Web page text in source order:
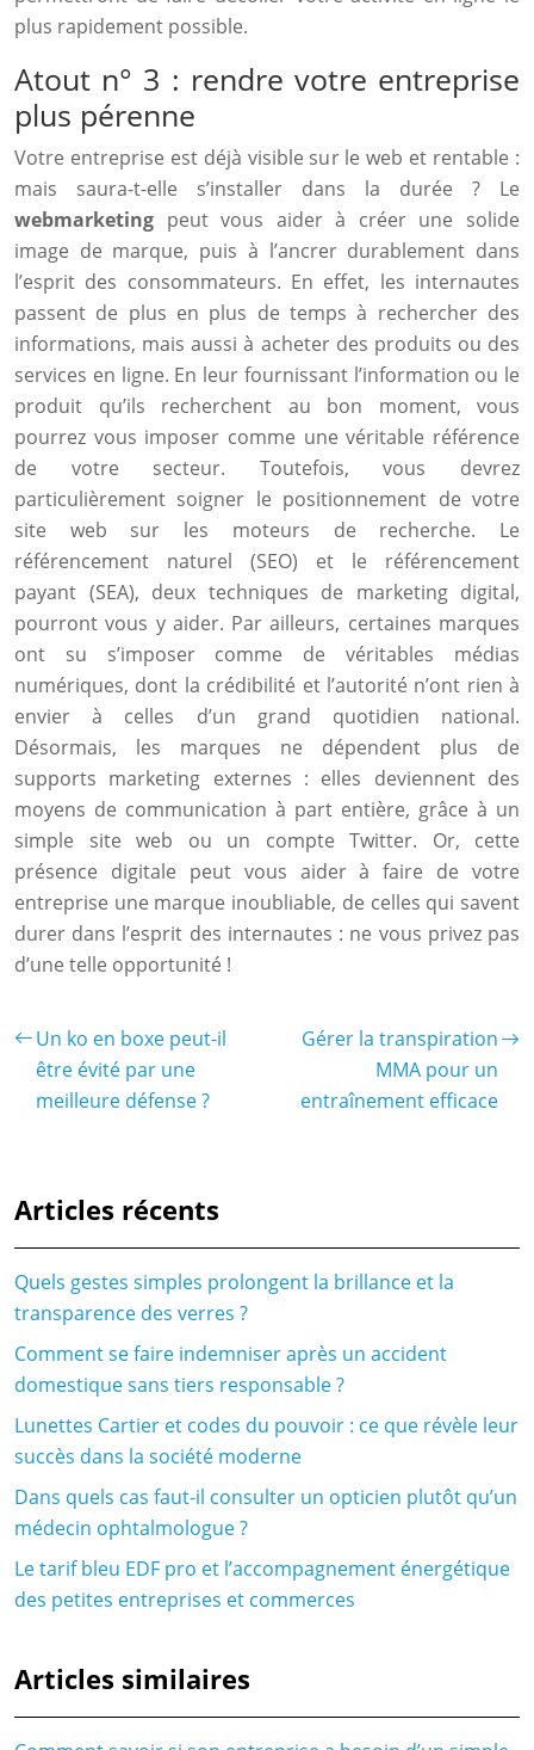
plus rapidement possible.
Atout n° 3 : rendre votre entreprise
plus pérenne
Votre entreprise est déjà visible sur le web et rentable :
mais saura-t-elle s’installer dans la durée ? Le
webmarketing peut vous aider à créer une solide
image de marque, puis à l’ancrer durablement dans
l’esprit des consommateurs. En effet, les internautes
passent de plus en plus de temps à rechercher des
informations, mais aussi à acheter des produits ou des
services en ligne. En leur fournissant l’information ou le
produit qu’ils recherchent au bon moment, vous
pourrez vous imposer comme une véritable référence
de votre secteur. Toutefois, vous devrez
particulièrement soigner le positionnement de votre
site web sur les moteurs de recherche. Le
référencement naturel (SEO) et le référencement
payant (SEA), deux techniques de marketing digital,
pourront vous y aider. Par ailleurs, certaines marques
ont su s’imposer comme de véritables médias
numériques, dont la crédibilité et l’autorité n’ont rien à
envier à celles d’un grand quotidien national.
Désormais, les marques ne dépendent plus de
supports marketing externes : elles deviennent des
moyens de communication à part entière, grâce à un
simple site web ou un compte Twitter. Or, cette
présence digitale peut vous aider à faire de votre
entreprise une marque inoubliable, de celles qui savent
durer dans l’esprit des internautes : ne vous privez pas
d’une telle opportunité !
Un ko en boxe peut-il
être évité par une
meilleure défense ?
Gérer la transpiration
MMA pour un
entraînement efficace
Articles récents
Quels gestes simples prolongent la brillance et la
transparence des verres ?
Comment se faire indemniser après un accident
domestique sans tiers responsable ?
Lunettes Cartier et codes du pouvoir : ce que révèle leur
succès dans la société moderne
Dans quels cas faut-il consulter un opticien plutôt qu’un
médecin ophtalmologue ?
Le tarif bleu EDF pro et l’accompagnement énergétique
des petites entreprises et commerces
Articles similaires